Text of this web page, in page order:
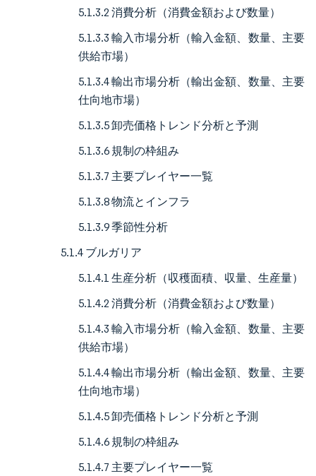
5.1.3.2 消費分析（消費金額および数量）
5.1.3.3 輸入市場分析（輸入金額、数量、主要
供給市場）
5.1.3.4 輸出市場分析（輸出金額、数量、主要
仕向地市場）
5.1.3.5 卸売価格トレンド分析と予測
5.1.3.6 規制の枠組み
5.1.3.7 主要プレイヤー一覧
5.1.3.8 物流とインフラ
5.1.3.9 季節性分析
5.1.4 ブルガリア
5.1.4.1 生産分析（収穫面積、収量、生産量）
5.1.4.2 消費分析（消費金額および数量）
5.1.4.3 輸入市場分析（輸入金額、数量、主要
供給市場）
5.1.4.4 輸出市場分析（輸出金額、数量、主要
仕向地市場）
5.1.4.5 卸売価格トレンド分析と予測
5.1.4.6 規制の枠組み
5.1.4.7 主要プレイヤー一覧